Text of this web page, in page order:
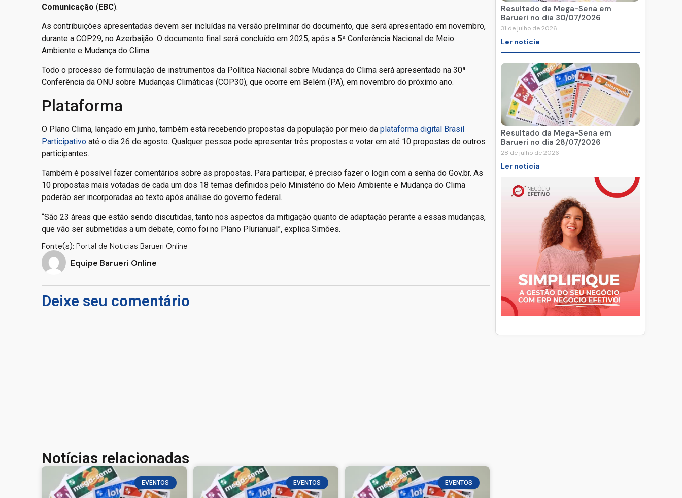
Comunicação (EBC).
As contribuições apresentadas devem ser incluídas na versão preliminar do documento, que será apresentado em novembro,
durante a COP29, no Azerbaijão. O documento final será concluído em 2025, após a 5ª Conferência Nacional de Meio
Ambiente e Mudança do Clima.
Todo o processo de formulação de instrumentos da Política Nacional sobre Mudança do Clima será apresentado na 30ª
Conferência da ONU sobre Mudanças Climáticas (COP30), que ocorre em Belém (PA), em novembro do próximo ano.
Plataforma
O Plano Clima, lançado em junho, também está recebendo propostas da população por meio da plataforma digital Brasil
Participativo até o dia 26 de agosto. Qualquer pessoa pode apresentar três propostas e votar em até 10 propostas de outros
participantes.
Também é possível fazer comentários sobre as propostas. Para participar, é preciso fazer o login com a senha do Gov.br. As
10 propostas mais votadas de cada um dos 18 temas definidos pelo Ministério do Meio Ambiente e Mudança do Clima
poderão ser incorporadas ao texto após análise do governo federal.
“São 23 áreas que estão sendo discutidas, tanto nos aspectos da mitigação quanto de adaptação perante a essas mudanças,
que vão ser submetidas a um debate, como foi no Plano Plurianual”, explica Simões.
Fonte(s): Portal de Noticias Barueri Online
Equipe Barueri Online
Deixe seu comentário
Notícias relacionadas
EVENTOS EVENTOS EVENTOS
Resultado da Mega-Sena em
Barueri no dia 30/07/2026
31 de julho de 2026
Ler noticia
Resultado da Mega-Sena em
Barueri no dia 28/07/2026
28 de julho de 2026
Ler noticia